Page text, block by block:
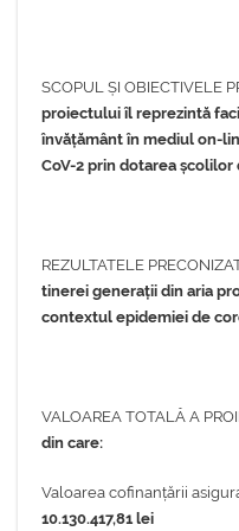
SCOPUL ȘI OBIECTIVELE
proiectului îl reprezintă
învățământ în mediul on-
CoV-2 prin dotarea școlilor
REZULTATELE
tinerei generații din aria
contextul epidemiei de
VALOAREA TOTALĂ A
din care:
Valoarea cofinanțării
10.130.417,81 lei